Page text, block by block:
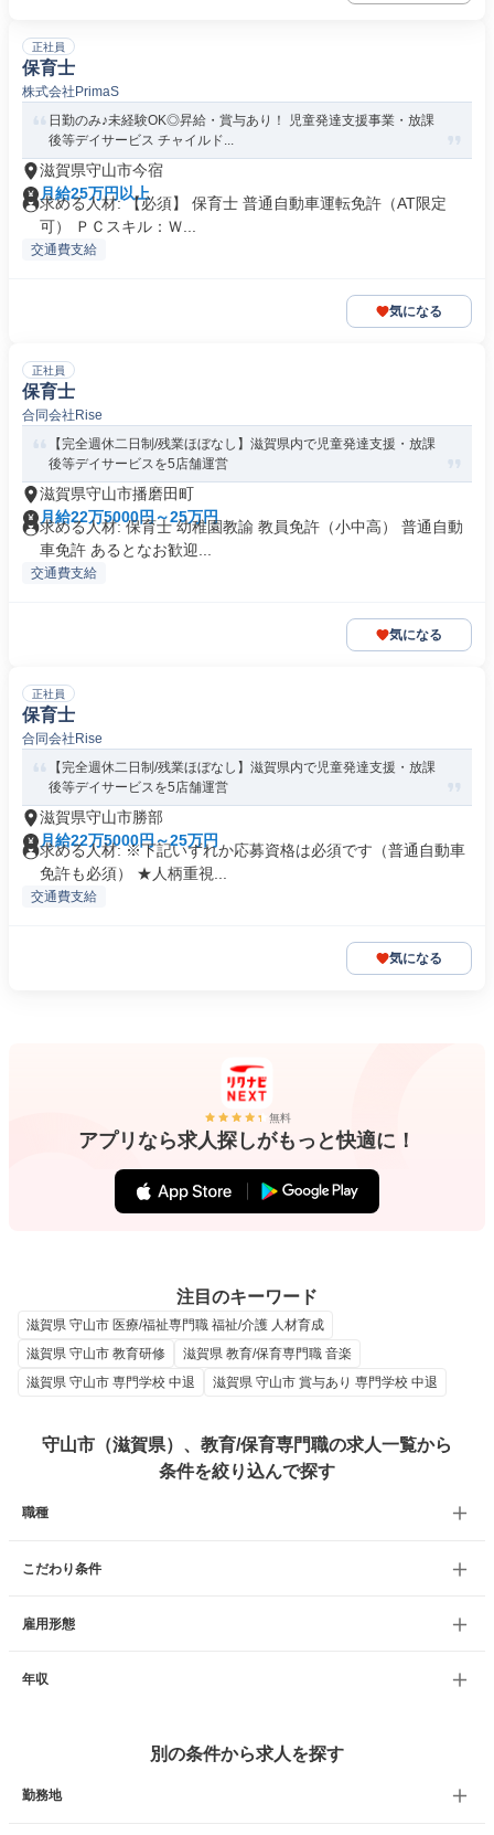
正社員
保育士
株式会社PrimaS
日勤のみ♪未経験OK◎昇給・賞与あり！ 児童発達支援事業・放課
後等デイサービス チャイルド...
滋賀県守山市今宿
月給25万円以上
求める人材: 【必須】 保育士 普通自動車運転免許（AT限定
可） ＰＣスキル：Ｗ...
交通費支給
気になる
正社員
保育士
合同会社Rise
【完全週休二日制/残業ほぼなし】滋賀県内で児童発達支援・放課
後等デイサービスを5店舗運営
滋賀県守山市播磨田町
月給22万5000円～25万円
求める人材: 保育士 幼稚園教諭 教員免許（小中高） 普通自動
車免許 あるとなお歓迎...
交通費支給
気になる
正社員
保育士
合同会社Rise
【完全週休二日制/残業ほぼなし】滋賀県内で児童発達支援・放課
後等デイサービスを5店舗運営
滋賀県守山市勝部
月給22万5000円～25万円
求める人材: ※下記いずれか応募資格は必須です（普通自動車
免許も必須） ★人柄重視...
交通費支給
気になる
無料
アプリなら求人探しがもっと快適に！
注目のキーワード
滋賀県 守山市 医療/福祉専門職 福祉/介護 人材育成
滋賀県 守山市 教育研修
滋賀県 教育/保育専門職 音楽
滋賀県 守山市 専門学校 中退
滋賀県 守山市 賞与あり 専門学校 中退
守山市（滋賀県）、教育/保育専門職の求人一覧から
条件を絞り込んで探す
職種
こだわり条件
雇用形態
年収
別の条件から求人を探す
勤務地